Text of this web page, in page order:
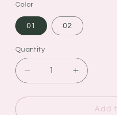
Color
01 02
Quantity
Quantity
Decrease
quantity
for
Increase
quantity
for
AlbinoAdd